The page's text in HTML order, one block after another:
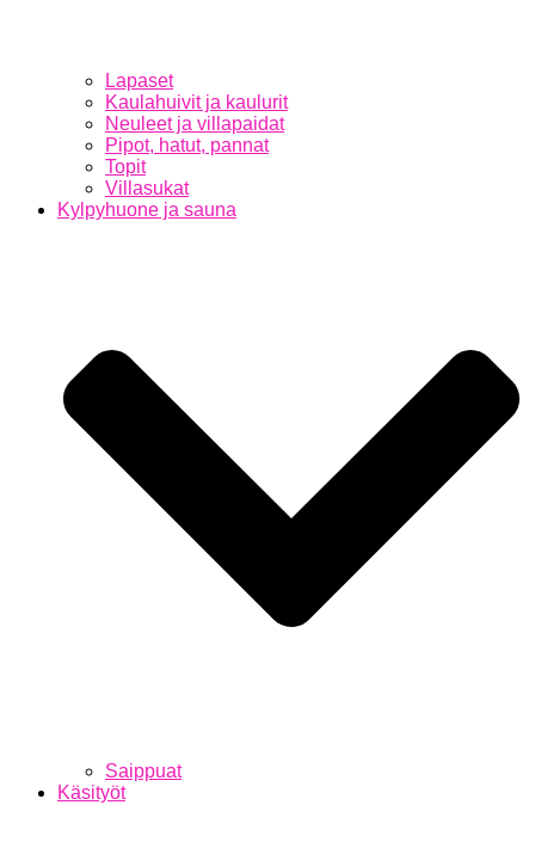
Lapaset
Kaulahuivit ja kaulurit
Neuleet ja villapaidat
Pipot, hatut, pannat
Topit
Villasukat
Kylpyhuone ja sauna
Saippuat
Käsityöt